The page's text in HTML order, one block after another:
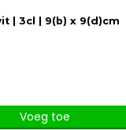
| 3cl | 9(b) x 9(d)cm
Voeg toe